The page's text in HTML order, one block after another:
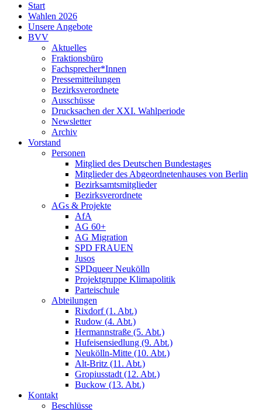
Start
Wahlen 2026
Unsere Angebote
BVV
Aktuelles
Fraktionsbüro
Fachsprecher*Innen
Pressemitteilungen
Bezirksverordnete
Ausschüsse
Drucksachen der XXI. Wahlperiode
Newsletter
Archiv
Vorstand
Personen
Mitglied des Deutschen Bundestages
Mitglieder des Abgeordnetenhauses von Berlin
Bezirksamtsmitglieder
Bezirksverordnete
AGs & Projekte
AfA
AG 60+
AG Migration
SPD FRAUEN
Jusos
SPDqueer Neukölln
Projektgruppe Klimapolitik
Parteischule
Abteilungen
Rixdorf (1. Abt.)
Rudow (4. Abt.)
Hermannstraße (5. Abt.)
Hufeisensiedlung (9. Abt.)
Neukölln-Mitte (10. Abt.)
Alt-Britz (11. Abt.)
Gropiusstadt (12. Abt.)
Buckow (13. Abt.)
Kontakt
Beschlüsse